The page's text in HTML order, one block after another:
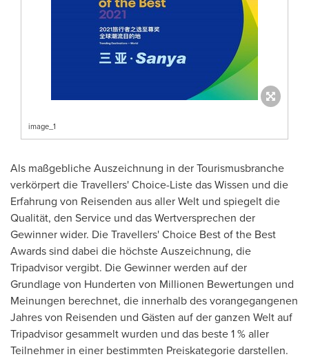
image_1
Als maßgebliche Auszeichnung in der Tourismusbranche
verkörpert die Travellers' Choice-Liste das Wissen und die
Erfahrung von Reisenden aus aller Welt und spiegelt die
Qualität, den Service und das Wertversprechen der
Gewinner wider. Die Travellers' Choice Best of the Best
Awards sind dabei die höchste Auszeichnung, die
Tripadvisor vergibt. Die Gewinner werden auf der
Grundlage von Hunderten von Millionen Bewertungen und
Meinungen berechnet, die innerhalb des vorangegangenen
Jahres von Reisenden und Gästen auf der ganzen Welt auf
Tripadvisor gesammelt wurden und das beste 1 % aller
Teilnehmer in einer bestimmten Preiskategorie darstellen.